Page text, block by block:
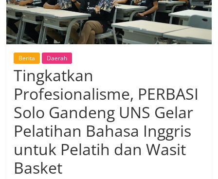
Berita Daerah
Tingkatkan
Profesionalisme, PERBASI
Solo Gandeng UNS Gelar
Pelatihan Bahasa Inggris
untuk Pelatih dan Wasit
Basket